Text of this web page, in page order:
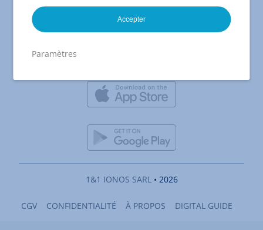
1&1 IONOS SARL• 2026
CGV CONFIDENTIALITÉ À PROPOS DIGITAL GUIDE
Accepter
Paramètres